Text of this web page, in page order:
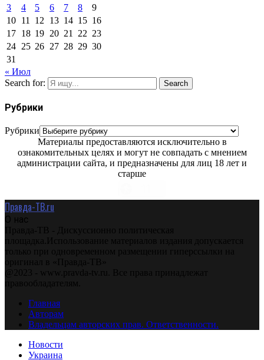
3
4 5 6 7 8
9
10 11 12 13 14 15 16
17 18 19 20 21 22 23
24 25 26 27 28 29 30
31
« Июл
Search for:
Search
Рубрики
Рубрики
Материалы предоставляются исключительно в
ознакомительных целях и могут не совпадать с мнением
администрации сайта, и предназначены для лиц 18 лет и
старше
Правда-ТВ.ru
О нас
Правда-ТВ - Дискуссионно политическая
площадка.Использование материалов издания допускается
только при одновременном размещении гиперссылки на
оригинал в «Правда-ТВ»
@2023 - www.pravda-tv.ru. Все права принадлежат
правообладателям.
Главная
Авторам
Владельцам авторских прав. Ответственности.
Новости
Украина